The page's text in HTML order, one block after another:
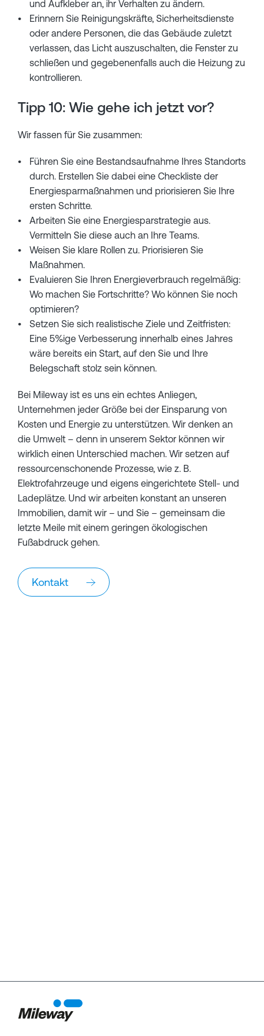
und Aufkleber an, ihr Verhalten zu ändern.
Erinnern Sie Reinigungskräfte, Sicherheitsdienste
oder andere Personen, die das Gebäude zuletzt
verlassen, das Licht auszuschalten, die Fenster zu
schließen und gegebenenfalls auch die Heizung zu
kontrollieren.
Tipp 10: Wie gehe ich jetzt vor?
Wir fassen für Sie zusammen:
Führen Sie eine Bestandsaufnahme Ihres Standorts
durch. Erstellen Sie dabei eine Checkliste der
Energiesparmaßnahmen und priorisieren Sie Ihre
ersten Schritte.
Arbeiten Sie eine Energiesparstrategie aus.
Vermitteln Sie diese auch an Ihre Teams.
Weisen Sie klare Rollen zu. Priorisieren Sie
Maßnahmen.
Evaluieren Sie Ihren Energieverbrauch regelmäßig:
Wo machen Sie Fortschritte? Wo können Sie noch
optimieren?
Setzen Sie sich realistische Ziele und Zeitfristen:
Eine 5%ige Verbesserung innerhalb eines Jahres
wäre bereits ein Start, auf den Sie und Ihre
Belegschaft stolz sein können.
Bei Mileway ist es uns ein echtes Anliegen,
Unternehmen jeder Größe bei der Einsparung von
Kosten und Energie zu unterstützen. Wir denken an
die Umwelt – denn in unserem Sektor können wir
wirklich einen Unterschied machen. Wir setzen auf
ressourcenschonende Prozesse, wie z. B.
Elektrofahrzeuge und eigens eingerichtete Stell- und
Ladeplätze. Und wir arbeiten konstant an unseren
Immobilien, damit wir – und Sie ­– gemeinsam die
letzte Meile mit einem geringen ökologischen
Fußabdruck gehen.
Kontakt